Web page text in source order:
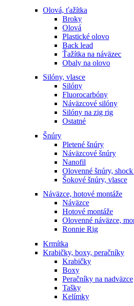
Olová, ťažítka
Broky
Olová
Plastické olovo
Back lead
Ťažítka na náväzec
Obaly na olovo
Silóny, vlasce
Silóny
Fluorocarbóny
Náväzcové silóny
Silóny na zig rig
Ostatné
Šnúry
Pletené šnúry
Náväzcové šnúry
Nanofil
Olovenné šnúry,
Šokové šnúry, vlasce
Náväzce, hotové montáže
Náväzce
Hotové montáže
Olovenné náväzce,
Ronnie Rig
Krmítka
Krabičky, boxy, peračníky
Krabičky
Boxy
Peračníky na nadväzce
Tašky
Kelímky